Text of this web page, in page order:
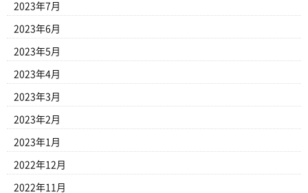
2023年7月
2023年6月
2023年5月
2023年4月
2023年3月
2023年2月
2023年1月
2022年12月
2022年11月